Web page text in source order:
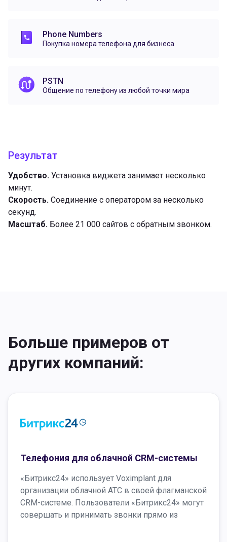
Phone Numbers
Покупка номера телефона для бизнеса
PSTN
Общение по телефону из любой точки мира
Результат
Удобство. Установка виджета занимает несколько
минут.
Скорость. Соединение с оператором за несколько
секунд.
Масштаб. Более 21 000 сайтов с обратным звонком.
Больше примеров от
других компаний:
Телефония для облачной CRM-системы
«Битрикс24» использует Voximplant для
организации облачной АТС в своей флагманской
CRM-системе. Пользователи «Битрикс24» могут
совершать и принимать звонки прямо из